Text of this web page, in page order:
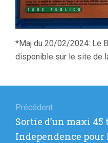
*Maj du 20/02/2024: Le
disponible sur le site de
de
l’article
Précédent
Article
précédent
Sortie d’un maxi
Independence pour